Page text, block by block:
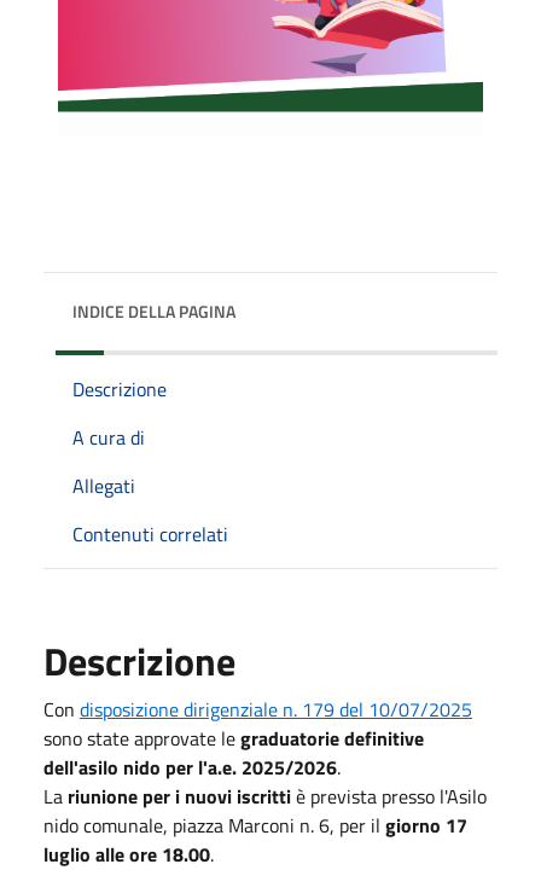
INDICE DELLA PAGINA
Descrizione
A cura di
Allegati
Contenuti correlati
Descrizione
Con disposizione dirigenziale n. 179 del 10/07/2025
sono state approvate legraduatorie definitive
dell'asilo nido per l'a.e. 2025/2026.
La riunione per i nuovi iscrittiè prevista presso l'Asilo
nido comunale, piazza Marconi n. 6, per il giorno 17
luglio alle ore 18.00.